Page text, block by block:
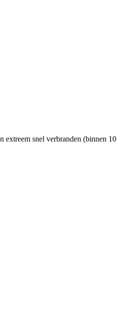
extreem snel verbranden (binnen 10